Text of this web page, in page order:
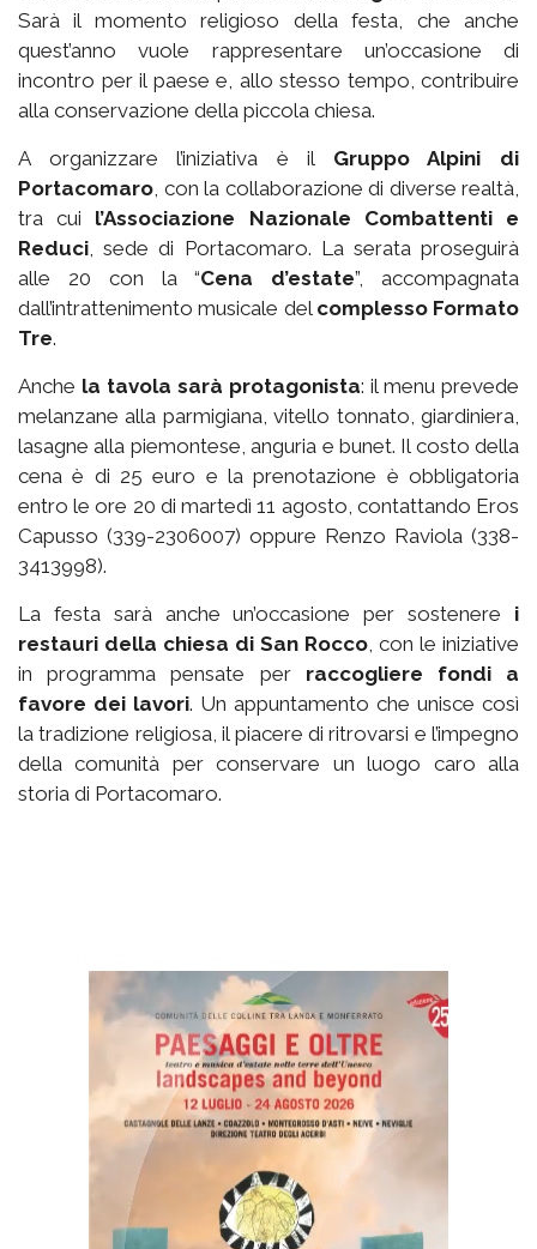
Sarà il momento religioso della festa, che anche
quest’anno vuole rappresentare un’occasione di
incontro per il paese e, allo stesso tempo, contribuire
alla conservazione della piccola chiesa.
A organizzare l’iniziativa è il Gruppo Alpini di
Portacomaro, con la collaborazione di diverse realtà,
tra cui l’Associazione Nazionale Combattenti e
Reduci, sede di Portacomaro. La serata proseguirà
alle 20 con la “Cena d’estate”, accompagnata
dall’intrattenimento musicale del complesso Formato
Tre.
Anche la tavola sarà protagonista: il menu prevede
melanzane alla parmigiana, vitello tonnato, giardiniera,
lasagne alla piemontese, anguria e bunet. Il costo della
cena è di 25 euro e la prenotazione è obbligatoria
entro le ore 20 di martedì 11 agosto, contattando Eros
Capusso (339-2306007) oppure Renzo Raviola (338-
3413998).
La festa sarà anche un’occasione per sostenere i
restauri della chiesa di San Rocco, con le iniziative
in programma pensate per raccogliere fondi a
favore dei lavori. Un appuntamento che unisce così
la tradizione religiosa, il piacere di ritrovarsi e l’impegno
della comunità per conservare un luogo caro alla
storia di Portacomaro.